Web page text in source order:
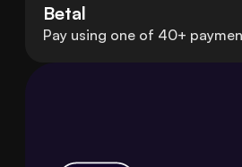
Betal
Pay using one of 40+